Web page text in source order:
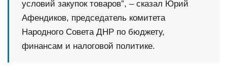
условий закупок товаров”, – сказал Юрий
Афендиков, председатель комитета
Народного Совета ДНР по бюджету,
финансам и налоговой политике.